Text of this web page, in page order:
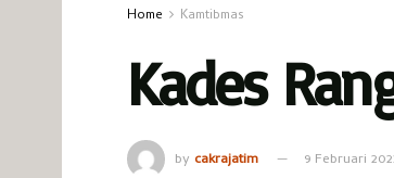
Home Kamtibmas
Kades
by cakrajatim 9 Februari